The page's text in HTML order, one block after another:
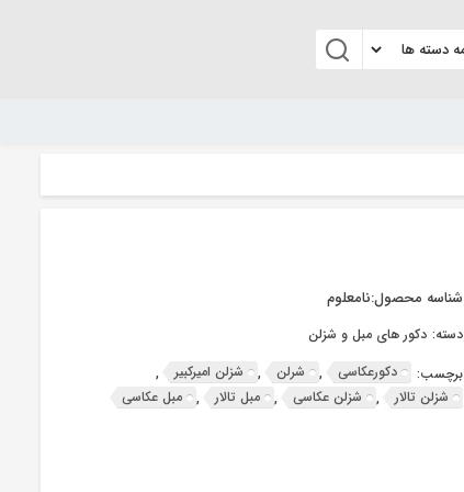
شناسه محصول:نامعلوم
دسته: دکور های مبل و شزلن
برچسب:
دکورعکاسی , شرلن , شزلن امیرکبیر
,
شزلن تالار
, شزلن عکاسی , مبل تالار , مبل عکاسی